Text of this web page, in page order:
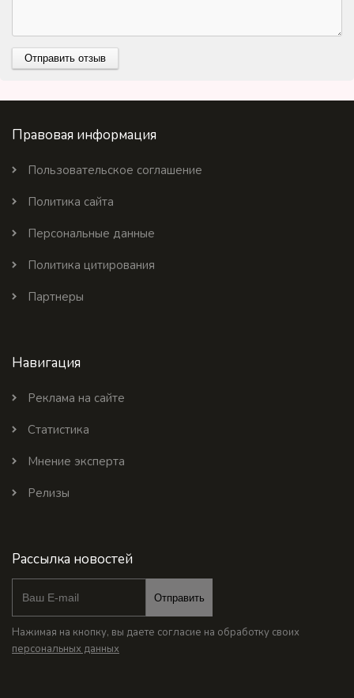
Правовая информация
Пользовательское соглашение
Политика сайта
Персональные данные
Политика цитирования
Партнеры
Навигация
Реклама на сайте
Статистика
Мнение эксперта
Релизы
Рассылка новостей
Отправить
Нажимая на кнопку, вы даете согласие на обработку своих
персональных данных